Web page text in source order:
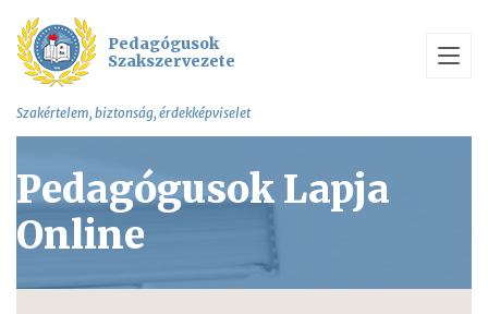
Pedagógusok
Szakszervezete
Szakértelem, biztonság, érdekképviselet
Pedagógusok Lapja
Online